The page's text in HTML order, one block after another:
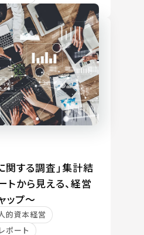
関する調査」集計結
から見える、経営
ップ～
的資本経営
ポート